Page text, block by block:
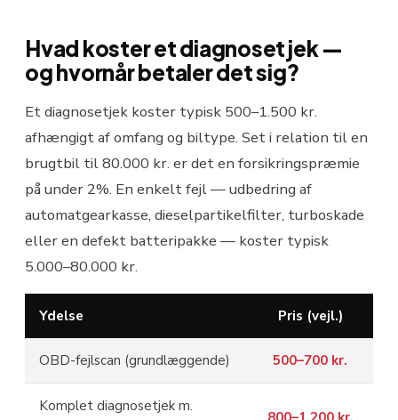
Hvad koster et diagnosetjek —
og hvornår betaler det sig?
Et diagnosetjek koster typisk 500–1.500 kr.
afhængigt af omfang og biltype. Set i relation til en
brugtbil til 80.000 kr. er det en forsikringspræmie
på under 2%. En enkelt fejl — udbedring af
automatgearkasse, dieselpartikelfilter, turboskade
eller en defekt batteripakke — koster typisk
5.000–80.000 kr.
Ydelse Pris (vejl.)
OBD-fejlscan (grundlæggende) 500–700 kr.
Komplet diagnosetjek m.